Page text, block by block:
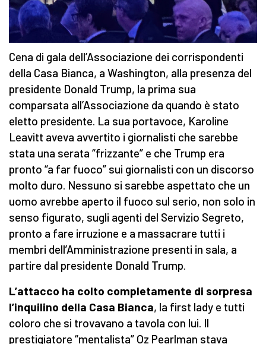
Cena di gala dell’Associazione dei corrispondenti
della Casa Bianca, a Washington, alla presenza del
presidente Donald Trump, la prima sua
comparsata all’Associazione da quando è stato
eletto presidente. La sua portavoce, Karoline
Leavitt aveva avvertito i giornalisti che sarebbe
stata una serata “frizzante” e che Trump era
pronto “a far fuoco” sui giornalisti con un discorso
molto duro. Nessuno si sarebbe aspettato che un
uomo avrebbe aperto il fuoco sul serio, non solo in
senso figurato, sugli agenti del Servizio Segreto,
pronto a fare irruzione e a massacrare tutti i
membri dell’Amministrazione presenti in sala, a
partire dal presidente Donald Trump.
L’attacco ha colto completamente di sorpresa
l’inquilino della Casa Bianca, la first lady e tutti
coloro che si trovavano a tavola con lui. Il
prestigiatore “mentalista” Oz Pearlman stava